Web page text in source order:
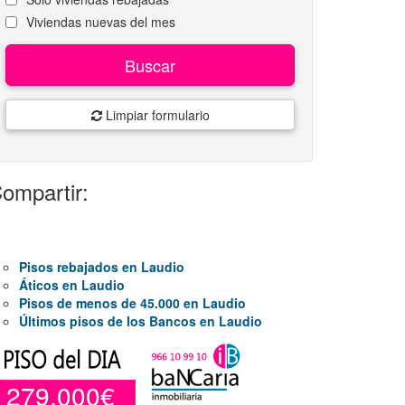
Viviendas nuevas del mes
Buscar
Limpiar formulario
Pisos rebajados en Laudio
Áticos en Laudio
Pisos de menos de 45.000 en Laudio
Últimos pisos de los Bancos en Laudio
279.000€